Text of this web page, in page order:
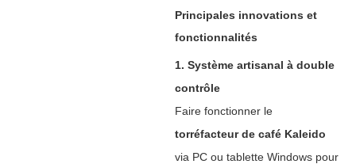
Principales innovations et
fonctionnalités
1. Système artisanal à double
contrôle
Faire fonctionner le
torréfacteur de café Kaleido
via PC ou tablette Windows pour